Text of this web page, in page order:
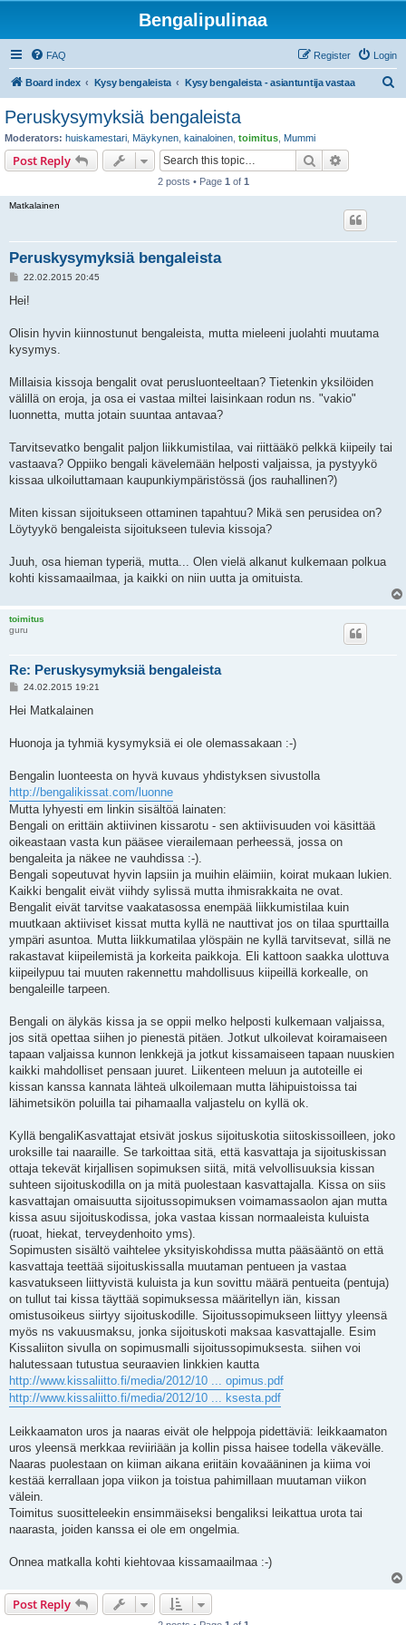
Bengalipulinaa
FAQ Login
Register
Board index Kysy bengaleista Kysy bengaleista - asiantuntija vastaa
Peruskysymyksiä bengaleista
Moderators: huiskamestari Mäykynen kainaloinen toimitus Mummi
Post Reply Search
2 posts • Page 1 of 1
Matkalainen
Peruskysymyksiä bengaleista
P
s
22.02.2015 20:45
Hei!
Olisin hyvin kiinnostunut bengaleista, mutta mieleeni juolahti muutama
kysymys.
Millaisia kissoja bengalit ovat perusluonteeltaan? Tietenkin yksilöiden
välillä on eroja, ja osa ei vastaa miltei laisinkaan rodun ns. "vakio"
luonnetta, mutta jotain suuntaa antavaa?
Tarvitsevatko bengalit paljon liikkumistilaa, vai riittääkö pelkkä kiipeily tai
vastaava? Oppiiko bengali kävelemään helposti valjaissa, ja pystyykö
kissaa ulkoiluttamaan kaupunkiympäristössä (jos rauhallinen?)
Miten kissan sijoitukseen ottaminen tapahtuu? Mikä sen perusidea on?
Löytyykö bengaleista sijoitukseen tulevia kissoja?
Juuh, osa hieman typeriä, mutta... Olen vielä alkanut kulkemaan polkua
kohti kissamaailmaa, ja kaikki on niin uutta ja omituista.
toimitus
guru
Re: Peruskysymyksiä bengaleista
P
s
24.02.2015 19:21
Hei Matkalainen
Huonoja ja tyhmiä kysymyksiä ei ole olemassakaan :-)
Bengalin luonteesta on hyvä kuvaus yhdistyksen sivustolla
http://bengalikissat.com/luonne
Mutta lyhyesti em linkin sisältöä lainaten:
Bengali on erittäin aktiivinen kissarotu - sen aktiivisuuden voi käsittää
oikeastaan vasta kun pääsee vierailemaan perheessä, jossa on
bengaleita ja näkee ne vauhdissa :-).
Bengali sopeutuvat hyvin lapsiin ja muihin eläimiin, koirat mukaan lukien.
Kaikki bengalit eivät viihdy sylissä mutta ihmisrakkaita ne ovat.
Bengalit eivät tarvitse vaakatasossa enempää liikkumistilaa kuin
muutkaan aktiiviset kissat mutta kyllä ne nauttivat jos on tilaa spurttailla
ympäri asuntoa. Mutta liikkumatilaa ylöspäin ne kyllä tarvitsevat, sillä ne
rakastavat kiipeilemistä ja korkeita paikkoja. Eli kattoon saakka ulottuva
kiipeilypuu tai muuten rakennettu mahdollisuus kiipeillä korkealle, on
bengaleille tarpeen.
Bengali on älykäs kissa ja se oppii melko helposti kulkemaan valjaissa,
jos sitä opettaa siihen jo pienestä pitäen. Jotkut ulkoilevat koiramaiseen
tapaan valjaissa kunnon lenkkejä ja jotkut kissamaiseen tapaan nuuskien
kaikki mahdolliset pensaan juuret. Liikenteen meluun ja autoteille ei
kissan kanssa kannata lähteä ulkoilemaan mutta lähipuistoissa tai
lähimetsikön poluilla tai pihamaalla valjastelu on kyllä ok.
Kyllä bengaliKasvattajat etsivät joskus sijoituskotia siitoskissoilleen, joko
uroksille tai naaraille. Se tarkoittaa sitä, että kasvattaja ja sijoituskissan
ottaja tekevät kirjallisen sopimuksen siitä, mitä velvollisuuksia kissan
suhteen sijoituskodilla on ja mitä puolestaan kasvattajalla. Kissa on siis
kasvattajan omaisuutta sijoitussopimuksen voimamassaolon ajan mutta
kissa asuu sijoituskodissa, joka vastaa kissan normaaleista kuluista
(ruoat, hiekat, terveydenhoito yms).
Sopimusten sisältö vaihtelee yksityiskohdissa mutta pääsääntö on että
kasvattaja teettää sijoituskissalla muutaman pentueen ja vastaa
kasvatukseen liittyvistä kuluista ja kun sovittu määrä pentueita (pentuja)
on tullut tai kissa täyttää sopimuksessa määritellyn iän, kissan
omistusoikeus siirtyy sijoituskodille. Sijoitussopimukseen liittyy yleensä
myös ns vakuusmaksu, jonka sijoituskoti maksaa kasvattajalle. Esim
Kissaliiton sivulla on sopimusmalli sijoitussopimuksesta. siihen voi
halutessaan tutustua seuraavien linkkien kautta
http://www.kissaliitto.fi/media/2012/10 ... opimus.pdf
http://www.kissaliitto.fi/media/2012/10 ... ksesta.pdf
Leikkaamaton uros ja naaras eivät ole helppoja pidettäviä: leikkaamaton
uros yleensä merkkaa reviiriään ja kollin pissa haisee todella väkevälle.
Naaras puolestaan on kiiman aikana eriitäin kovaääninen ja kiima voi
kestää kerrallaan jopa viikon ja toistua pahimillaan muutaman viikon
välein.
Toimitus suositteleekin ensimmäiseksi bengaliksi leikattua urota tai
naarasta, joiden kanssa ei ole em ongelmia.
Onnea matkalla kohti kiehtovaa kissamaailmaa :-)
Post Reply